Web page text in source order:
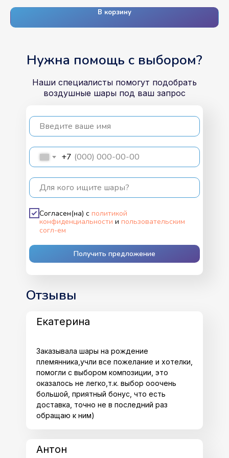
В корзину
Наши специалисты помогут подобрать
воздушные шары под ваш запрос
Введите ваше имя
+7
Для кого ищите шары?
Согласен(на) с политикой
конфиденциальности и пользовательским
согл-ем
Получить предложение
Нужна помощь с выбором?
Отзывы
Заказывала шары на рождение
племянника,учли все пожелание и хотелки,
помогли с выбором композиции, это
оказалось не легко,т.к. выбор ооочень
большой, приятный бонус, что есть
доставка, точно не в последний раз
обращаю к ним)
Екатерина
Антон